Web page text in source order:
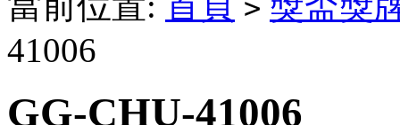
>
41006
GG-CHU-41006